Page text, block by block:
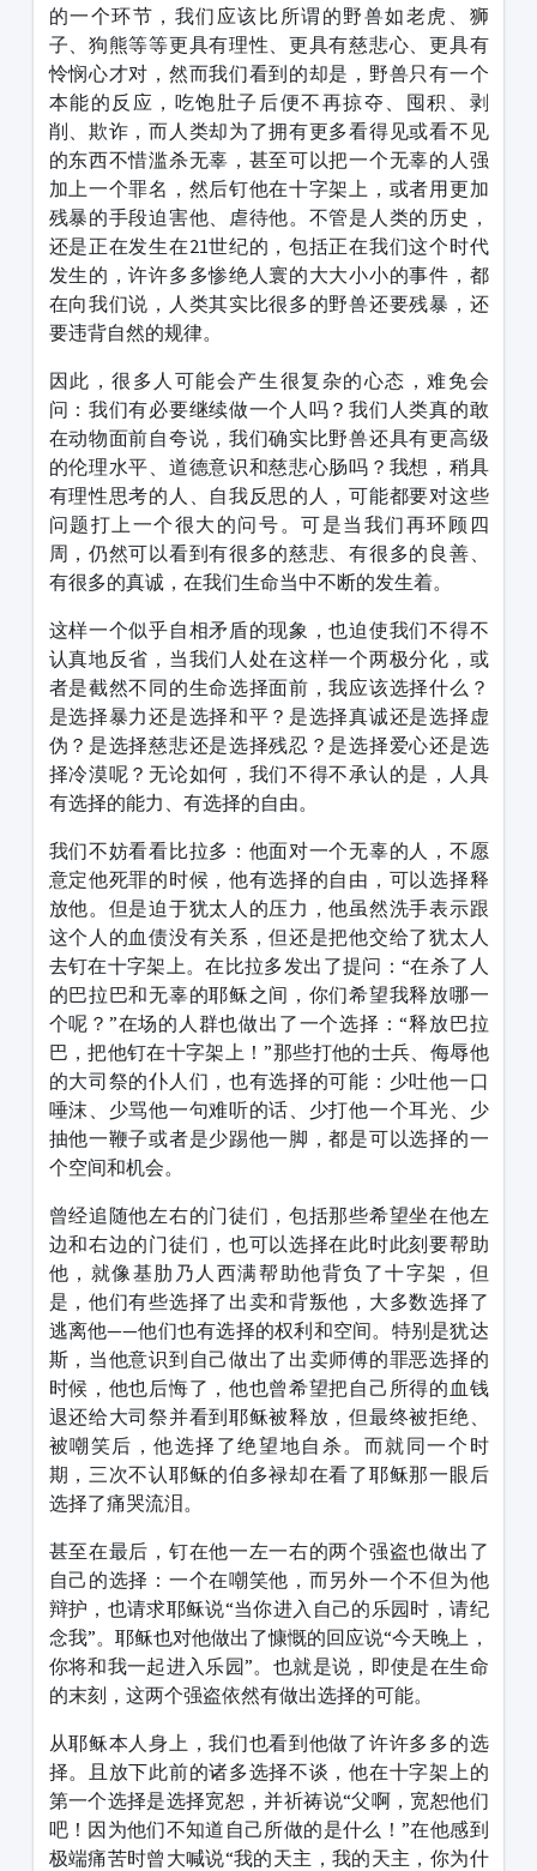
的一个环节，我们应该比所谓的野兽如老虎、狮
子、狗熊等等更具有理性、更具有慈悲心、更具有
怜悯心才对，然而我们看到的却是，野兽只有一个
本能的反应，吃饱肚子后便不再掠夺、囤积、剥
削、欺诈，而人类却为了拥有更多看得见或看不见
的东西不惜滥杀无辜，甚至可以把一个无辜的人强
加上一个罪名，然后钉他在十字架上，或者用更加
残暴的手段迫害他、虐待他。不管是人类的历史，
还是正在发生在21世纪的，包括正在我们这个时代
发生的，许许多多惨绝人寰的大大小小的事件，都
在向我们说，人类其实比很多的野兽还要残暴，还
要违背自然的规律。
因此，很多人可能会产生很复杂的心态，难免会
问：我们有必要继续做一个人吗？我们人类真的敢
在动物面前自夸说，我们确实比野兽还具有更高级
的伦理水平、道德意识和慈悲心肠吗？我想，稍具
有理性思考的人、自我反思的人，可能都要对这些
问题打上一个很大的问号。可是当我们再环顾四
周，仍然可以看到有很多的慈悲、有很多的良善、
有很多的真诚，在我们生命当中不断的发生着。
这样一个似乎自相矛盾的现象，也迫使我们不得不
认真地反省，当我们人处在这样一个两极分化，或
者是截然不同的生命选择面前，我应该选择什么？
是选择暴力还是选择和平？是选择真诚还是选择虚
伪？是选择慈悲还是选择残忍？是选择爱心还是选
择冷漠呢？无论如何，我们不得不承认的是，人具
有选择的能力、有选择的自由。
我们不妨看看比拉多：他面对一个无辜的人，不愿
意定他死罪的时候，他有选择的自由，可以选择释
放他。但是迫于犹太人的压力，他虽然洗手表示跟
这个人的血债没有关系，但还是把他交给了犹太人
去钉在十字架上。在比拉多发出了提问：“在杀了人
的巴拉巴和无辜的耶稣之间，你们希望我释放哪一
个呢？”在场的人群也做出了一个选择：“释放巴拉
巴，把他钉在十字架上！”那些打他的士兵、侮辱他
的大司祭的仆人们，也有选择的可能：少吐他一口
唾沫、少骂他一句难听的话、少打他一个耳光、少
抽他一鞭子或者是少踢他一脚，都是可以选择的一
个空间和机会。
曾经追随他左右的门徒们，包括那些希望坐在他左
边和右边的门徒们，也可以选择在此时此刻要帮助
他，就像基肋乃人西满帮助他背负了十字架，但
是，他们有些选择了出卖和背叛他，大多数选择了
逃离他——他们也有选择的权利和空间。特别是犹达
斯，当他意识到自己做出了出卖师傅的罪恶选择的
时候，他也后悔了，他也曾希望把自己所得的血钱
退还给大司祭并看到耶稣被释放，但最终被拒绝、
被嘲笑后，他选择了绝望地自杀。而就同一个时
期，三次不认耶稣的伯多禄却在看了耶稣那一眼后
选择了痛哭流泪。
甚至在最后，钉在他一左一右的两个强盗也做出了
自己的选择：一个在嘲笑他，而另外一个不但为他
辩护，也请求耶稣说“当你进入自己的乐园时，请纪
念我”。耶稣也对他做出了慷慨的回应说“今天晚上，
你将和我一起进入乐园”。也就是说，即使是在生命
的末刻，这两个强盗依然有做出选择的可能。
从耶稣本人身上，我们也看到他做了许许多多的选
择。且放下此前的诸多选择不谈，他在十字架上的
第一个选择是选择宽恕，并祈祷说“父啊，宽恕他们
吧！因为他们不知道自己所做的是什么！”在他感到
极端痛苦时曾大喊说“我的天主，我的天主，你为什